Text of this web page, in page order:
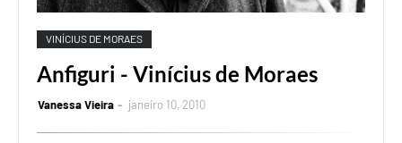
VINÍCIUS DE MORAES
Anfiguri - Vinícius de Moraes
Vanessa Vieira janeiro 10, 2010